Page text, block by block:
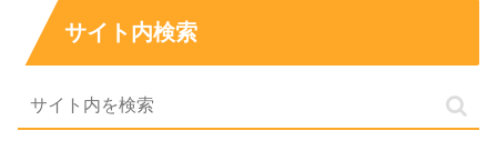
日本人離れしていて抜群すぎるスタイルを誇る吉田あかり
さんですので、気になるのがスリーサイズやカップ数です
調べてみると、吉田あかりさんの所属事務所である
サイト内検索